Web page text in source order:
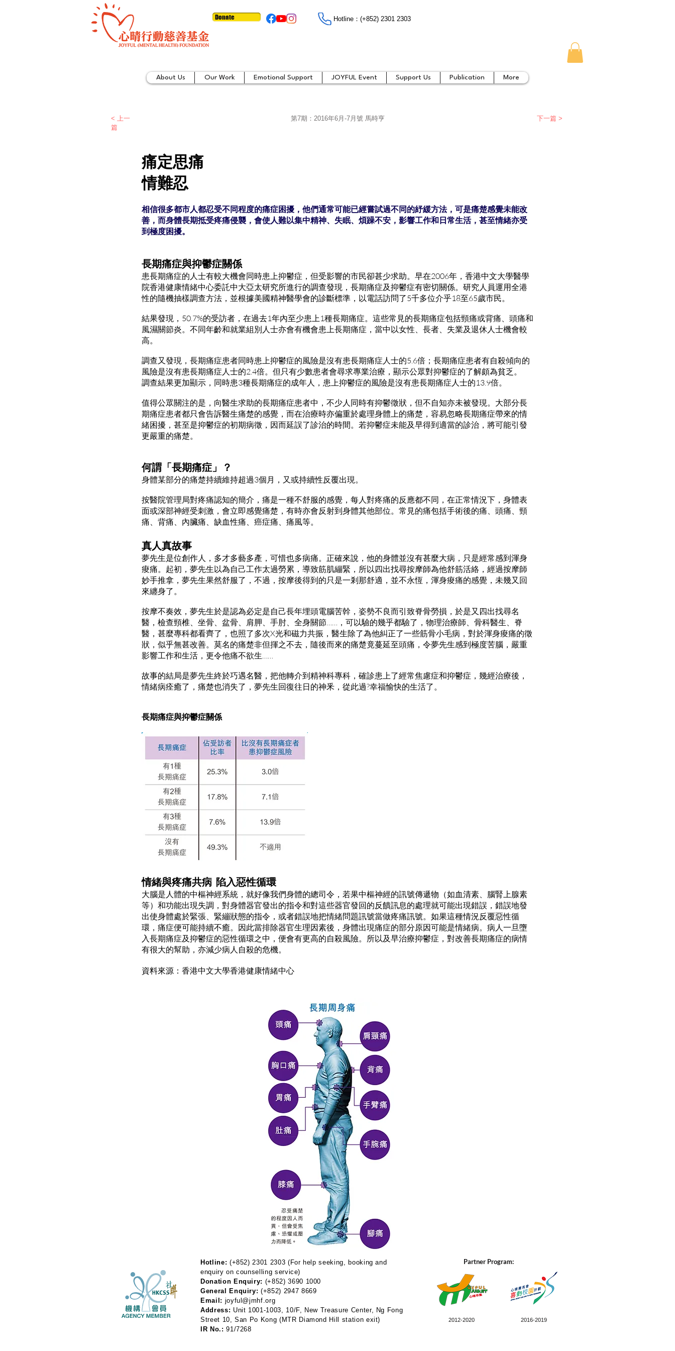
Donate Hotline：​​(+852) 2301 2303
About Us Our Work Emotional Support JOYFUL Event Support Us Publication More
< 上一
篇
第7期： 2016年6月-7月號 馬時亨 下一篇 >
痛定思痛
情難忍
相信很多都市人都忍受不同程度的痛症困擾，他們通常可能已經嘗試過不同的紓緩方法，可是痛楚感覺未能改
善，而身體長期抵受疼痛侵襲，會使人難以集中精神、失眠、煩躁不安，影響工作和日常生活，甚至情緒亦受
到極度困擾。
長期痛症與抑鬱症關係
患長期痛症的人士有較大機會同時患上抑鬱症，但受影響的市民卻甚少求助。早在2006年，香港中文大學醫學
院香港健康情緒中心委託中大亞太研究所進行的調查發現，長期痛症及抑鬱症有密切關係。研究人員運用全港
性的隨機抽樣調查方法，並根據美國精神醫學會的診斷標準，以電話訪問了5千多位介乎18至65歲市民。
結果發現，50.7%的受訪者，在過去1年內至少患上1種長期痛症。這些常見的長期痛症包括頸痛或背痛、頭痛和
風濕關節炎。不同年齡和就業組別人士亦會有機會患上長期痛症，當中以女性、長者、失業及退休人士機會較
高。
調查又發現，長期痛症患者同時患上抑鬱症的風險是沒有患長期痛症人士的5.6倍；長期痛症患者有自殺傾向的
風險是沒有患長期痛症人士的2.4倍。但只有少數患者會尋求專業治療，顯示公眾對抑鬱症的了解頗為貧乏。
調查結果更加顯示，同時患3種長期痛症的成年人，患上抑鬱症的風險是沒有患長期痛症人士的13.9倍。
值得公眾關注的是，向醫生求助的長期痛症患者中，不少人同時有抑鬱徵狀，但不自知亦未被發現。大部分長
期痛症患者都只會告訴醫生痛楚的感覺，而在治療時亦偏重於處理身體上的痛楚，容易忽略長期痛症帶來的情
緒困擾，甚至是抑鬱症的初期病徵，因而延誤了診治的時間。若抑鬱症未能及早得到適當的診治，將可能引發
更嚴重的痛楚。
何謂「長期痛症」？
身體某部分的痛楚持續維持超過3個月，又或持續性反覆出現。
按醫院管理局對疼痛認知的簡介，痛是一種不舒服的感覺，每人對疼痛的反應都不同，在正常情況下，身體表
面或深部神經受刺激，會立即感覺痛楚，有時亦會反射到身體其他部位。常見的痛包括手術後的痛、頭痛、頸
痛、背痛、內臟痛、缺血性痛、癌症痛、痛風等。
真人真故事
夢先生是位創作人，多才多藝多產，可惜也多病痛。正確來說，他的身體並沒有甚麼大病，只是經常感到渾身
痠痛。起初，夢先生以為自己工作太過勞累，導致筋肌繃緊，所以四出找尋按摩師為他舒筋活絡，經過按摩師
妙手推拿，夢先生果然舒服了，不過，按摩後得到的只是一剎那舒適，並不永恆，渾身痠痛的感覺，未幾又回
來纏身了。
按摩不奏效，夢先生於是認為必定是自己長年埋頭電腦苦幹，姿勢不良而引致脊骨勞損，於是又四出找尋名
醫，檢查頸椎、坐骨、盆骨、肩胛、手肘、全身關節……，可以驗的幾乎都驗了，物理治療師、骨科醫生、脊
醫，甚麼專科都看齊了，也照了多次X光和磁力共振，醫生除了為他糾正了一些筋骨小毛病，對於渾身痠痛的徵
狀，似乎無甚改善。莫名的痛楚非但揮之不去，隨後而來的痛楚竟蔓延至頭痛，令夢先生感到極度苦腦，嚴重
影響工作和生活，更令他痛不欲生……
故事的結局是夢先生終於巧遇名醫，把他轉介到精神科專科，確診患上了經常焦慮症和抑鬱症，幾經治療後，
情緒病痊癒了，痛楚也消失了，夢先生回復往日的神釆，從此過?幸福愉快的生活了。
長期痛症與抑鬱症關係
情緒與疼痛共病 陷入惡性循環
大腦是人體的中樞神經系統，就好像我們身體的總司令，若果中樞神經的訊號傳遞物（如血清素、腦腎上腺素
等）和功能出現失調，對身體器官發出的指令和對這些器官發回的反饋訊息的處理就可能出現錯誤，錯誤地發
出使身體處於緊張、緊繃狀態的指令，或者錯誤地把情緒問題訊號當做疼痛訊號。如果這種情況反覆惡性循
環，痛症便可能持續不癒。因此當排除器官生理因素後，身體出現痛症的部分原因可能是情緒病。病人一旦墮
入長期痛症及抑鬱症的惡性循環之中，便會有更高的自殺風險。所以及早治療抑鬱症，對改善長期痛症的病情
有很大的幫助，亦減少病人自殺的危機。
資料來源：香港中文大學香港健康情緒中心
Hotline: (+852) 2301 2303 (For help seeking, booking and
enquiry on counselling service)
Donation Enquiry: (+852) 3690 1000
General Enquiry: (+852) 2947 8669
Email: joyful@jmhf.org
Address: Unit 1001-1003, 10/F, New Treasure Center, Ng Fong
Street 10, San Po Kong (MTR Diamond Hill station exit)
IR No.: 91/7268
Partner Program:
2012-2020 2016-2019